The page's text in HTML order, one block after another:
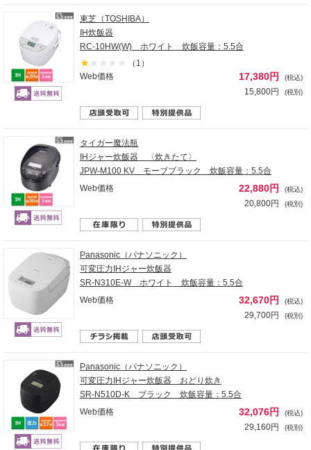
東芝（TOSHIBA）
IH炊飯器
RC-10HW(W) ホワイト 炊飯容量：5.5合
（1）
Web価格
17,380円 (税込)
15,800円 (税別)
タイガー魔法瓶
IHジャー炊飯器 〈炊きたて〉
JPW-M100 KV モーブブラック 炊飯容量：5.5合
Web価格
22,880円 (税込)
20,800円 (税別)
Panasonic（パナソニック）
可変圧力IHジャー炊飯器
SR-N310E-W ホワイト 炊飯容量：5.5合
Web価格
32,670円 (税込)
29,700円 (税別)
Panasonic（パナソニック）
可変圧力IHジャー炊飯器 おどり炊き
SR-N510D-K ブラック 炊飯容量：5.5合
Web価格
32,076円 (税込)
29,160円 (税別)